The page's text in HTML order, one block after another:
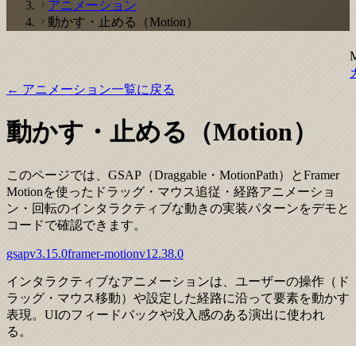
アニメーション
動かす・止める（Motion）
← アニメーション一覧に戻る
動かす・止める（Motion）
このページでは、GSAP（Draggable・MotionPath）とFramer
Motionを使ったドラッグ・マウス追従・経路アニメーショ
ン・回転のインタラクティブな動きの実装パターンをデモと
コードで確認できます。
gsapv3.15.0framer-motionv12.38.0
インタラクティブなアニメーションは、ユーザーの操作（ド
ラッグ・マウス移動）や設定した経路に沿って要素を動かす
表現。UIのフィードバックや没入感のある演出に使われ
る。